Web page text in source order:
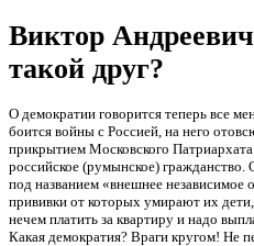
Виктор
такой друг?
О демократии говорится теперь все
боится войны с Россией, на него
прикрытием Московского
российское (румынское) гражданство.
под названием «внешнее независимое
прививки от которых умирают их
нечем платить за квартиру и надо
Какая демократия? Враги кругом! Не